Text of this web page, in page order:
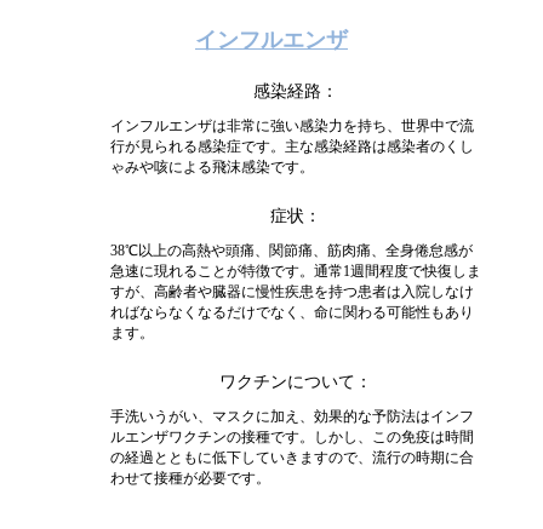
インフルエンザ
感染経路
インフルエンザは非常に強い感染力を持ち、世界中で流
行が見られる感染症です。主な感染経路は感染者のくし
ゃみや咳による飛沫感染です。
症状
38℃以上の高熱や頭痛、関節痛、筋肉痛、全身倦怠感が
急速に現れることが特徴です。通常1週間程度で快復しま
すが、高齢者や臓器に慢性疾患を持つ患者は入院しなけ
ればならなくなるだけでなく、命に関わる可能性もあり
ます。
ワクチンについて
手洗いうがい、マスクに加え、効果的な予防法はインフ
ルエンザワクチンの接種です。しかし、この免疫は時間
の経過とともに低下していきますので、流行の時期に合
わせて接種が必要です。